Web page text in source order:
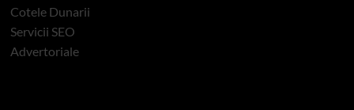
Cotele Dunarii
Servicii SEO
Advertoriale